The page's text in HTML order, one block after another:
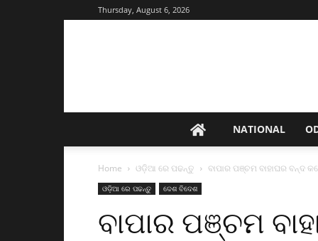
Thursday, August 6, 2026
NATIONAL
Home ଓଡ଼ିଆ ରେ ପଢନ୍ତୁ ବାପାର ପଞ୍ଚମ ବାହାଘର ବନ୍ଦ
ଓଡ଼ିଆ ରେ ପଢନ୍ତୁ ଦେଶ ବିଦେଶ
ବାପାର ପଞ୍ଚମ